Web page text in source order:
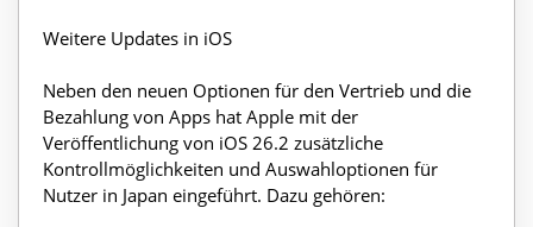
Weitere Updates in iOS
Neben den neuen Optionen für den Vertrieb und die
Bezahlung von Apps hat Apple mit der
Veröffentlichung von iOS 26.2 zusätzliche
Kontrollmöglichkeiten und Auswahloptionen für
Nutzer in Japan eingeführt. Dazu gehören: